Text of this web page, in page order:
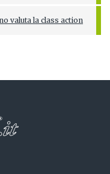
valuta la class action